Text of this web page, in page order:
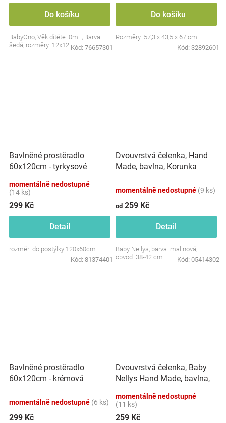
Do košíku
BabyOno, Věk dítěte: 0m+, Barva:
šedá, rozměry: 12x12 cm.
Kód: 76657301
Do košíku
Rozměry: 57,3 x 43,5 x 67 cm
Kód: 32892601
Bavlněné prostěradlo
60x120cm - tyrkysové
momentálně nedostupné
(14 ks)
299 Kč
Detail
rozměr: do postýlky 120x60cm
Kód: 81374401
Dvouvrstvá čelenka, Hand
Made, bavlna, Korunka
momentálně nedostupné (9 ks)
od 259 Kč
Detail
Baby Nellys, barva: malinová,
obvod: 38-42 cm
Kód: 05414302
Bavlněné prostěradlo
60x120cm - krémová
momentálně nedostupné (6 ks)
299 Kč
Dvouvrstvá čelenka, Baby
Nellys Hand Made, bavlna,
80/98
momentálně nedostupné
(11 ks)
259 Kč